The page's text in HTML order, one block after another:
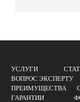
УСЛУГИ
ВОПРОС ЭКСПЕРТУ
ПРЕИМУЩЕСТВА
ГАРАНТИИ